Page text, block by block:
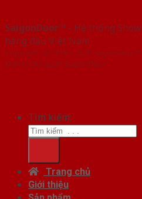
SaigonDoor™ - Hệ thống
hàng đầu Việt Nam
Copyright ⓒ 2016 – 2026
Đơn vị chủ quản SaigonDoor
Tìm kiếm:
Trang chủ
Giới thiệu